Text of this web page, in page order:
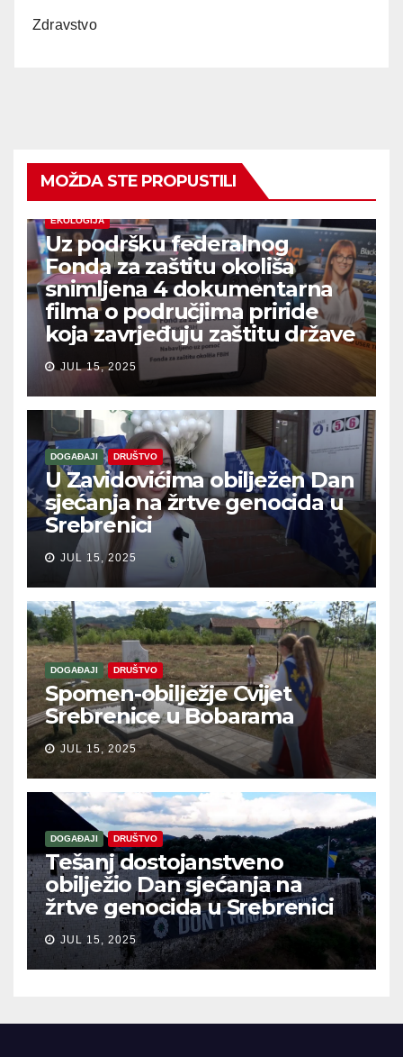
Zdravstvo
MOŽDA STE PROPUSTILI
EKOLOGIJA
Uz podršku federalnog
Fonda za zaštitu okoliša
snimljena 4 dokumentarna
filma o područjima priride
koja zavrjeđuju zaštitu države
JUL 15, 2025
DOGAĐAJI DRUŠTVO
U Zavidovićima obilježen Dan
sjećanja na žrtve genocida u
Srebrenici
JUL 15, 2025
DOGAĐAJI DRUŠTVO
Spomen-obilježje Cvijet
Srebrenice u Bobarama
JUL 15, 2025
DOGAĐAJI DRUŠTVO
Tešanj dostojanstveno
obilježio Dan sjećanja na
žrtve genocida u Srebrenici
JUL 15, 2025